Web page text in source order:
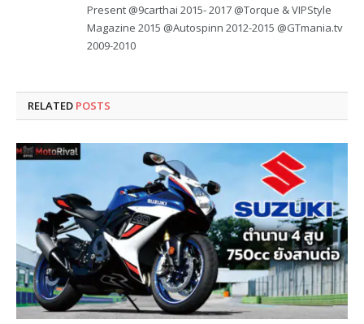
Present @9carthai 2015- 2017 @Torque & VIPStyle
Magazine 2015 @Autospinn 2012-2015 @GTmania.tv
2009-2010
RELATED POSTS